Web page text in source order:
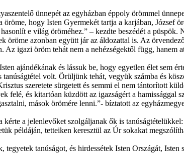
ünnepét az egyházban éppoly örömmel
öröme, hogy Isten Gyermekét tartja a karjában, József
e világ öröméhez.” – kezdte beszédét a
öröme azonban együtt jár az áldozattal is. Az
Az igazi öröm tehát nem a nehézségektől függ,
ajándékának és lássuk be, hogy egyetlen élet sem
tanúságtétel volt. Örüljünk tehát, vegyük számba és
szeretete sürgetett és semmi el nem tántorított
felé, és kitartóan küzdött az igazságért a
mások örömére lenni.”- bíztatott az
kérte a jelenlevőket szolgáljanak ők is
példáján, tetteiken keresztül az Úr sokakat
tegyetek tanúságot, és hirdessétek Isten Országát,